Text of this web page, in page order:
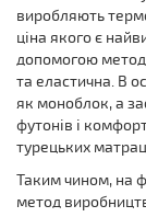
виробляють
ціна якого є
допомогою
та еластична. В
як моноблок, а
футонів і
турецьких
Таким чином, на
метод